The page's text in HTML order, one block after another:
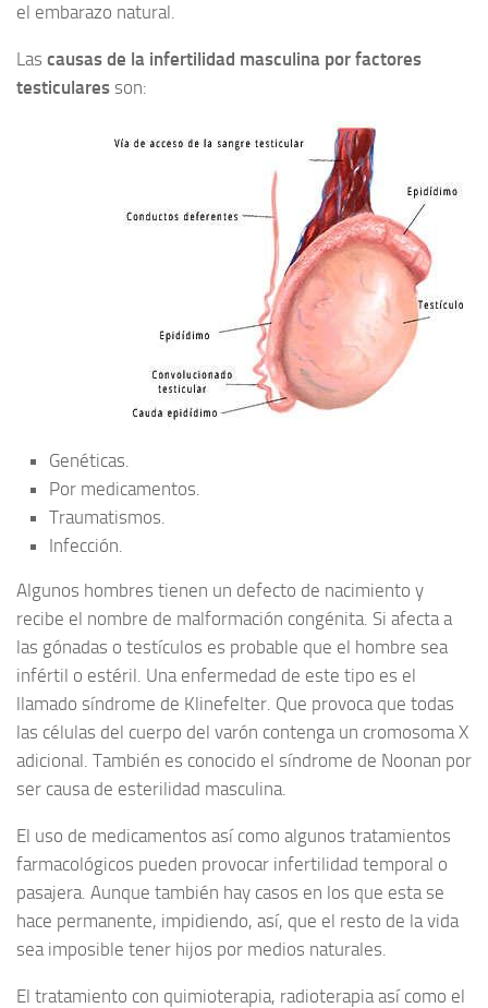
el embarazo natural.
Las causas de la infertilidad masculina por factores
testiculares son:
Genéticas.
Por medicamentos.
Traumatismos.
Infección.
Algunos hombres tienen un defecto de nacimiento y
recibe el nombre de malformación congénita. Si afecta a
las gónadas o testículos es probable que el hombre sea
infértil o estéril. Una enfermedad de este tipo es el
llamado síndrome de Klinefelter. Que provoca que todas
las células del cuerpo del varón contenga un cromosoma X
adicional. También es conocido el síndrome de Noonan por
ser causa de esterilidad masculina.
El uso de medicamentos así como algunos tratamientos
farmacológicos pueden provocar infertilidad temporal o
pasajera. Aunque también hay casos en los que esta se
hace permanente, impidiendo, así, que el resto de la vida
sea imposible tener hijos por medios naturales.
El tratamiento con quimioterapia, radioterapia así como el